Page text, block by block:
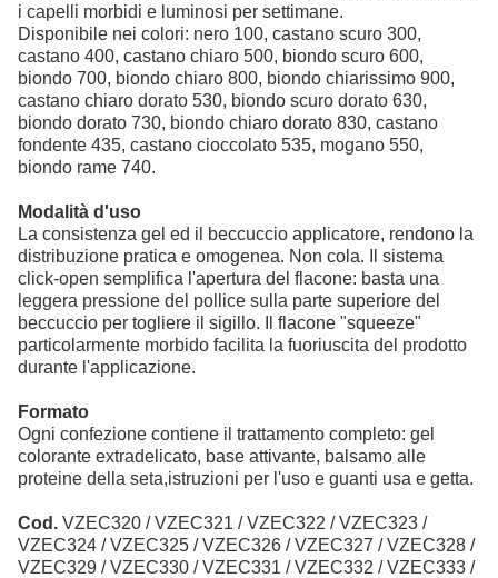
i capelli morbidi e luminosi per settimane.
Disponibile nei colori: nero 100, castano scuro 300,
castano 400, castano chiaro 500, biondo scuro 600,
biondo 700, biondo chiaro 800, biondo chiarissimo 900,
castano chiaro dorato 530, biondo scuro dorato 630,
biondo dorato 730, biondo chiaro dorato 830, castano
fondente 435, castano cioccolato 535, mogano 550,
biondo rame 740.
Modalità d'uso
La consistenza gel ed il beccuccio applicatore, rendono la
distribuzione pratica e omogenea. Non cola. Il sistema
click-open semplifica l'apertura del flacone: basta una
leggera pressione del pollice sulla parte superiore del
beccuccio per togliere il sigillo. Il flacone "squeeze"
particolarmente morbido facilita la fuoriuscita del prodotto
durante l'applicazione.
Formato
Ogni confezione contiene il trattamento completo: gel
colorante extradelicato, base attivante, balsamo alle
proteine della seta,istruzioni per l'uso e guanti usa e getta.
Cod. VZEC320 / VZEC321 / VZEC322 / VZEC323 /
VZEC324 / VZEC325 / VZEC326 / VZEC327 / VZEC328 /
VZEC329 / VZEC330 / VZEC331 / VZEC332 / VZEC333 /